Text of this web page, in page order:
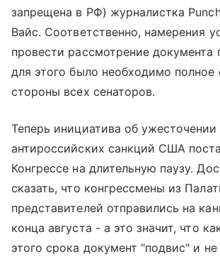
запрещена в РФ) журналистка
Вайс. Соответственно, намерения
провести рассмотрение документа
для этого было необходимо полное
стороны всех сенаторов.
Теперь инициатива об ужесточении
антироссийских санкций США
Конгрессе на длительную паузу.
сказать, что конгрессмены из
представителей отправились на
конца августа - а это значит, что
этого срока документ "подвис" и не